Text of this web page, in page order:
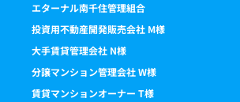
エターナル南千住管理組合
投資用不動産開発販売会社 M様
大手賃貸管理会社 N様
分譲マンション管理会社 W様
賃貸マンションオーナー T様